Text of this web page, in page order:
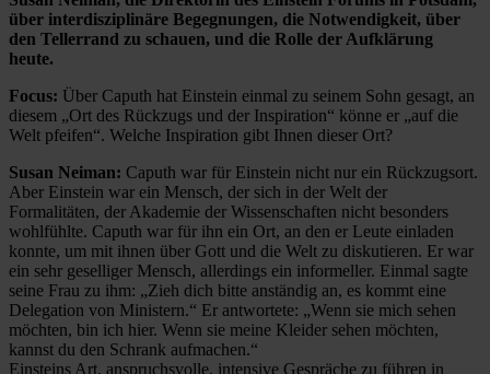
über interdisziplinäre Begegnungen, die Notwendigkeit, über
den Tellerrand zu schauen, und die Rolle der Aufklärung
heute.
Focus: Über Caputh hat Einstein einmal zu seinem Sohn gesagt, an
diesem „Ort des Rückzugs und der Inspiration“ könne er „auf die
Welt pfeifen“. Welche Inspiration gibt Ihnen dieser Ort?
Susan Neiman: Caputh war für Einstein nicht nur ein Rückzugsort.
Aber Einstein war ein Mensch, der sich in der Welt der
Formalitäten, der Akademie der Wissenschaften nicht besonders
wohlfühlte. Caputh war für ihn ein Ort, an den er Leute einladen
konnte, um mit ihnen über Gott und die Welt zu diskutieren. Er war
ein sehr geselliger Mensch, allerdings ein informeller. Einmal sagte
seine Frau zu ihm: „Zieh dich bitte anständig an, es kommt eine
Delegation von Ministern.“ Er antwortete: „Wenn sie mich sehen
möchten, bin ich hier. Wenn sie meine Kleider sehen möchten,
kannst du den Schrank aufmachen.“
Einsteins Art, anspruchsvolle, intensive Gespräche zu führen in